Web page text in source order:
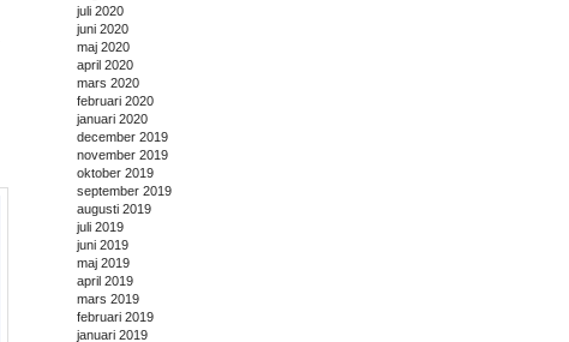
juli 2020
juni 2020
maj 2020
april 2020
mars 2020
februari 2020
januari 2020
december 2019
november 2019
oktober 2019
september 2019
augusti 2019
juli 2019
juni 2019
maj 2019
april 2019
mars 2019
februari 2019
januari 2019